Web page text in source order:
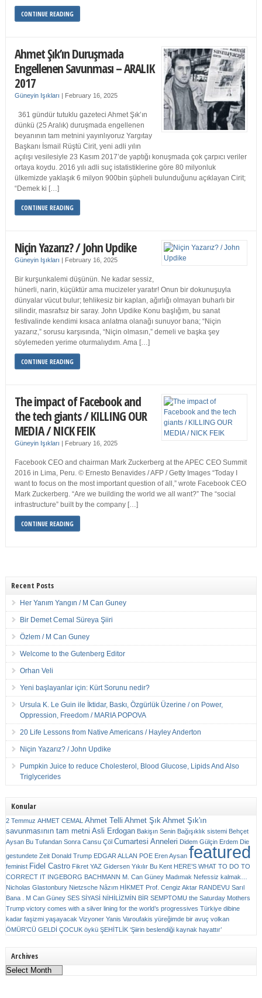
CONTINUE READING
Ahmet Şık’ın Duruşmada
Engellenen Savunması – ARALIK
2017
Güneyin Işıkları | February 16, 2025
361 gündür tutuklu gazeteci Ahmet Şık’ın
dünkü (25 Aralık) duruşmada engellenen
beyanının tam metnini yayınlıyoruz Yargıtay
Başkanı İsmail Rüştü Cirit, yeni adli yılın
açılışı vesilesiyle 23 Kasım 2017’de yaptığı konuşmada çok çarpıcı veriler
ortaya koydu. 2016 yılı adli suç istatistiklerine göre 80 milyonluk
ülkemizde yaklaşık 6 milyon 900bin şüpheli bulunduğunu açıklayan Cirit;
“Demek ki […]
CONTINUE READING
Niçin Yazarız? / John Updike
Güneyin Işıkları | February 16, 2025
Bir kurşunkalemi düşünün. Ne kadar sessiz,
hünerli, narin, küçüktür ama mucizeler yaratır! Onun bir dokunuşuyla
dünyalar vücut bulur; tehlikesiz bir kaplan, ağırlığı olmayan buharlı bir
silindir, masrafsız bir saray. John Updike Konu başlığım, bu sanat
festivalinde kendimi kısaca anlatma olanağı sunuyor bana; “Niçin
yazarız,” sorusu karşısında, “Niçin olmasın,” demeli ve başka şey
söylemeden yerime oturmalıydım. Ama […]
CONTINUE READING
The impact of Facebook and
the tech giants / KILLING OUR
MEDIA / NICK FEIK
Güneyin Işıkları | February 16, 2025
Facebook CEO and chairman Mark Zuckerberg at the APEC CEO Summit
2016 in Lima, Peru. © Ernesto Benavides / AFP / Getty Images “Today I
want to focus on the most important question of all,” wrote Facebook CEO
Mark Zuckerberg. “Are we building the world we all want?” The “social
infrastructure” built by the company […]
CONTINUE READING
Recent Posts
Her Yanım Yangın / M Can Guney
Bir Demet Cemal Süreya Şiiri
Özlem / M Can Guney
Welcome to the Gutenberg Editor
Orhan Veli
Yeni başlayanlar için: Kürt Sorunu nedir?
Ursula K. Le Guin ile İktidar, Baskı, Özgürlük Üzerine / on Power,
Oppression, Freedom / MARIA POPOVA
20 Life Lessons from Native Americans / Hayley Anderton
Niçin Yazarız? / John Updike
Pumpkin Juice to reduce Cholesterol, Blood Glucose, Lipids And Also
Triglycerides
Konular
2 Temmuz AHMET CEMAL Ahmet Telli Ahmet Şık Ahmet Şık'ın
savunmasının tam metni Asli Erdogan Bakişın Senin Bağışıklık sistemi Behçet
Aysan Bu Tufandan Sonra Cansu Çöl Cumartesi Anneleri Didem Gülçin Erdem Die
gestundete Zeit Donald Trump EDGAR ALLAN POE Eren Aysan featured
feminist Fidel Castro Fikret YAZ Gidersen Yıkılır Bu Kent HERE’S WHAT TO DO TO
CORRECT IT INGEBORG BACHMANN M. Can Güney Madımak Nefessiz kalmak…
Nicholas Glastonbury Nietzsche Nâzım HİKMET Prof. Cengiz Aktar RANDEVU Sarıl
Bana . M Can Güney SES SİYASİ NİHİLİZMİN BİR SEMPTOMU the Saturday Mothers
Trump victory comes with a silver lining for the world’s progressives Türkiye dibine
kadar faşizmi yaşayacak Vizyoner Yanis Varoufakis yüreğimde bir avuç volkan
ÖMÜR'CÜ GELDİ ÇOCUK öykü ŞEHİTLİK ‘Şiirin beslendiği kaynak hayattır’
Archives
Archives